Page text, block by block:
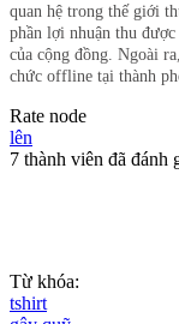
quan hệ trong thế giới
phần lợi nhuận thu
của cộng đồng. Ngoài
chức offline tại thành
Rate node
lên
7 thành viên đã đánh
Từ khóa:
tshirt